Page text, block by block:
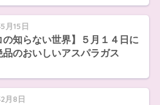
月15日
の知らない世界】５月１４日に
品のおいしいアスパラガス
月8日